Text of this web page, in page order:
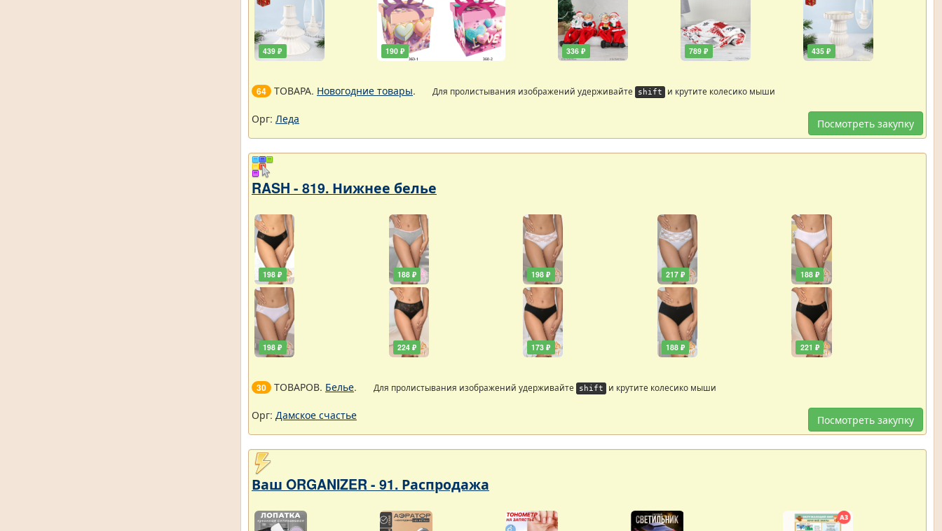
439 ₽ 190 ₽ 336 ₽ 789 ₽ 435 ₽
64 ТОВАРА. Новогодние товары. Для пролистывания изображений удерживайте shift и крутите колесико мыши
Посмотреть закупку
Орг: Леда
RASH - 819. Нижнее белье
198 ₽
198 ₽
188 ₽
224 ₽
198 ₽
173 ₽
217 ₽
188 ₽
188 ₽
221 ₽
30 ТОВАРОВ. Белье. Для пролистывания изображений удерживайте shift и крутите колесико мыши
Посмотреть закупку
Орг: Дамское счастье
Ваш ORGANIZER - 91. Распродажа